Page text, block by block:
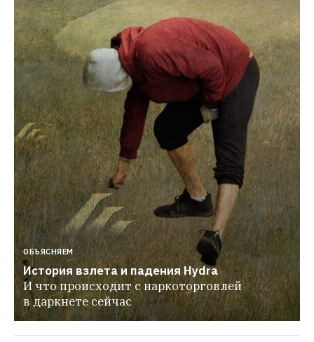
ОБЪЯСНЯЕМ
История взлета и падения Hydra
И что происходит с наркоторговлей
в даркнете сейчас